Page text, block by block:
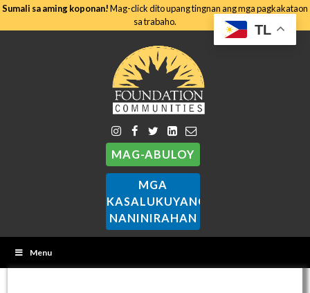
Sumali sa aming koponan!Mag-click dito upang tingnan ang mga pagkakataon
sa trabaho.
MAG-ABULOY
MGA
KASALUKUYANG
NANINIRAHAN
Menu
TL